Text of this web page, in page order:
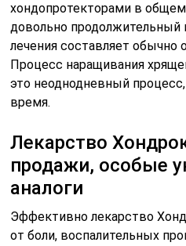
хондопротекторами в
довольно продолжительный
лечения составляет обычно
Процесс наращивания
это неоднодневный
время.
Лекарство
продажи, особые
аналоги
Эффективно лекарство
от боли, воспалительных